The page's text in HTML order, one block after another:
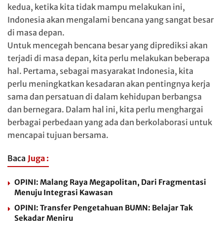
kedua, ketika kita tidak mampu melakukan ini,
Indonesia akan mengalami bencana yang sangat besar
di masa depan.
Untuk mencegah bencana besar yang diprediksi akan
terjadi di masa depan, kita perlu melakukan beberapa
hal. Pertama, sebagai masyarakat Indonesia, kita
perlu meningkatkan kesadaran akan pentingnya kerja
sama dan persatuan di dalam kehidupan berbangsa
dan bernegara. Dalam hal ini, kita perlu menghargai
berbagai perbedaan yang ada dan berkolaborasi untuk
mencapai tujuan bersama.
Baca Juga :
OPINI: Malang Raya Megapolitan, Dari Fragmentasi
Menuju Integrasi Kawasan
OPINI: Transfer Pengetahuan BUMN: Belajar Tak
Sekadar Meniru